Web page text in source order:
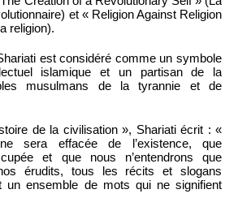
et « Religion Against Religion
religion).
est considéré comme un symbole
islamique et un partisan de la
musulmans de la tyrannie et de
de la civilisation », Shariati écrit : «
sera effacée de l’existence, que
et que nous n’entendrons que
érudits, tous les récits et slogans
un ensemble de mots qui ne signifient